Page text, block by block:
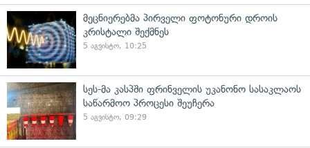
მეცნიერებმა პირველი ფოტონური დროის
კრისტალი შექმნეს
5 აგვისტო, 10:25
სეს-მა კასპში ფრინველის უკანონო სასაკლაოს
საწარმოო პროცესი შეუჩერა
5 აგვისტო, 09:29